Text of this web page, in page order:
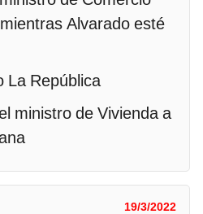
Alvarado esté
La República
19/3/2022